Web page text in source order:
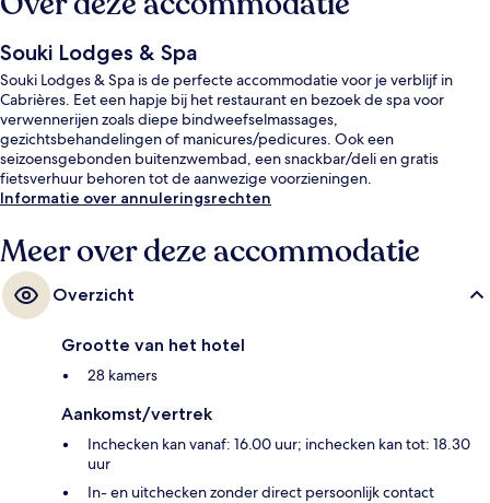
Souki Lodges & Spa
Souki Lodges & Spa is de perfecte accommodatie voor je verblijf in
Cabrières. Eet een hapje bij het restaurant en bezoek de spa voor
verwennerijen zoals diepe bindweefselmassages,
gezichtsbehandelingen of manicures/pedicures. Ook een
seizoensgebonden buitenzwembad, een snackbar/deli en gratis
fietsverhuur behoren tot de aanwezige voorzieningen.
Informatie over annuleringsrechten
Meer over deze accommodatie
Overzicht
Grootte van het hotel
28 kamers
Aankomst/vertrek
Inchecken kan vanaf: 16.00 uur; inchecken kan tot: 18.30
uur
In- en uitchecken zonder direct persoonlijk contact